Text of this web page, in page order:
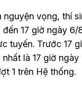
vọng, thí
17 giờ ngày
tuyến. Trước 17
là 17 giờ
1 trên Hệ thống.